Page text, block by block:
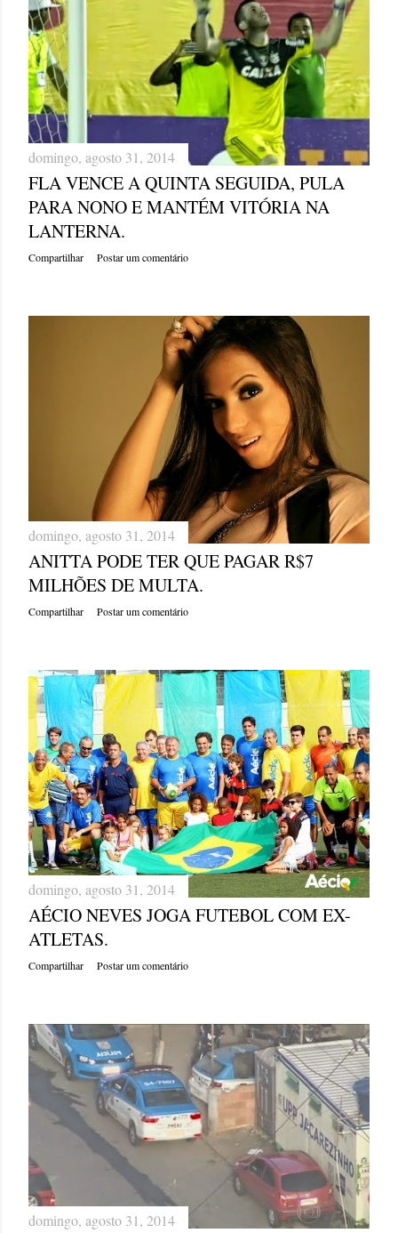
domingo, agosto 31, 2014
FLA VENCE A QUINTA SEGUIDA, PULA
PARA NONO E MANTÉM VITÓRIA NA
LANTERNA.
Compartilhar Postar um comentário
domingo, agosto 31, 2014
ANITTA PODE TER QUE PAGAR R$7
MILHÕES DE MULTA.
Compartilhar Postar um comentário
domingo, agosto 31, 2014
AÉCIO NEVES JOGA FUTEBOL COM EX-
ATLETAS.
Compartilhar Postar um comentário
domingo, agosto 31, 2014